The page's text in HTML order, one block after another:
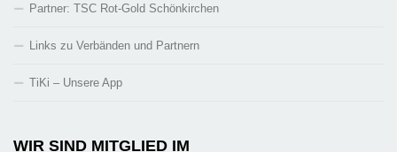
Partner: TSC Rot-Gold Schönkirchen
Links zu Verbänden und Partnern
TiKi – Unsere App
WIR SIND MITGLIED IM